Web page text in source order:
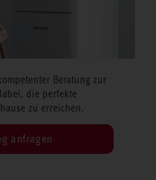
Beratung zur
die perfekte
zu erreichen.
anfragen